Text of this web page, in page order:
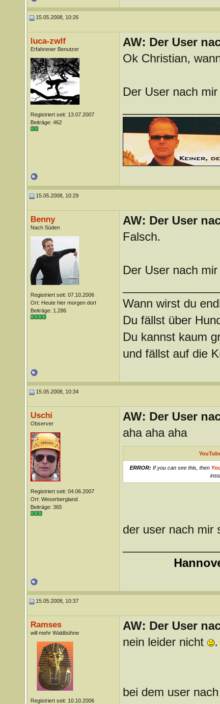
15.05.2008, 10:26
luca-zwlf
Erfahrener Benutzer
Registriert seit: 13.07.2007
Beiträge: 462
AW: Der User
Ok Christian,
Der User nach
15.05.2008, 10:29
Benny
Nach Süden
Registriert seit: 07.10.2006
Ort: Heute hier morgen dort
Beiträge: 1.286
AW: Der User
Falsch.
Der User nach
Wann wirst du
Du fällst über
Du kannst kaum
und fällst auf die
15.05.2008, 10:34
Uschi
Observer
Registriert seit: 04.06.2007
Ort: Weserbergland.
Beiträge: 365
AW: Der User
aha aha aha
ERROR: If you can see this, then
der user nach mir
15.05.2008, 10:37
Ramses
will mehr Waldbühne
Registriert seit: 10.10.2006
AW: Der User
nein leider nicht
.
bei dem user